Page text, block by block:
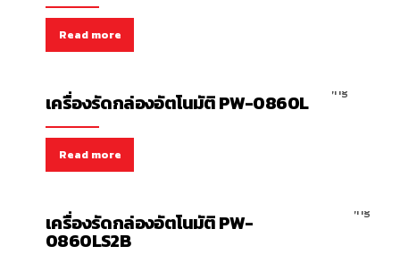
Read more
เครื่องรัดกล่องอัตโนมัติ PW-0860L
Read more
เครื่องรัดกล่องอัตโนมัติ PW-
0860LS2B